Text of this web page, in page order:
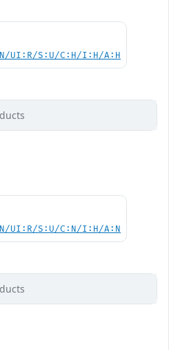
UI:R/S:U/C:H/I:H/A:H
UI:R/S:U/C:N/I:H/A:N